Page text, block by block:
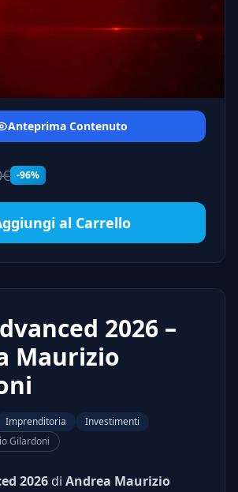
Anteprima Contenuto
-96%
al Carrello
2026 –
Maurizio
Imprenditoria
Investimenti
Gilardoni
2026 di Andrea Maurizio